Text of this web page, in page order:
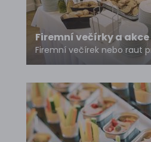
Firemní večírky a akce
Firemní večírek nebo raut